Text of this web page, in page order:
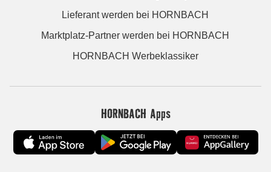
Lieferant werden bei HORNBACH
Marktplatz-Partner werden bei HORNBACH
HORNBACH Werbeklassiker
HORNBACH Apps